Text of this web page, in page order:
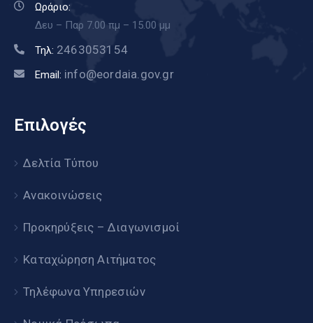
Ωράριο:
Δευ – Παρ 7.00 πμ – 15.00 μμ
Τηλ: 2463053154
Email: info@eordaia.gov.gr
Επιλογές
Δελτία Τύπου
Ανακοινώσεις
Προκηρύξεις – Διαγωνισμοί
Καταχώρηση Αιτήματος
Τηλέφωνα Υπηρεσιών